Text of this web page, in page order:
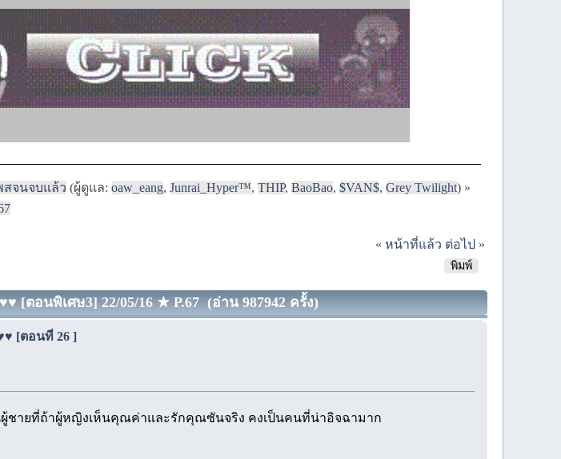
สจนจบแล้ว (ผู้ดูแล:oaw_eang,Junrai_Hyper™,THIP,BaoBao,$VAN$,Grey Twilight) »
« หน้าที่แล้ว ต่อไป »
พิมพ์
ตอนพิเศษ3] 22/05/16 ★ P.67 (อ่าน 987942 ครั้ง)
[ตอนที่ 26 ]
ายที่ถ้าผู้หญิงเห็นคุณค่าและรักคุณซันจริง คงเป็นคนที่น่าอิจฉามาก